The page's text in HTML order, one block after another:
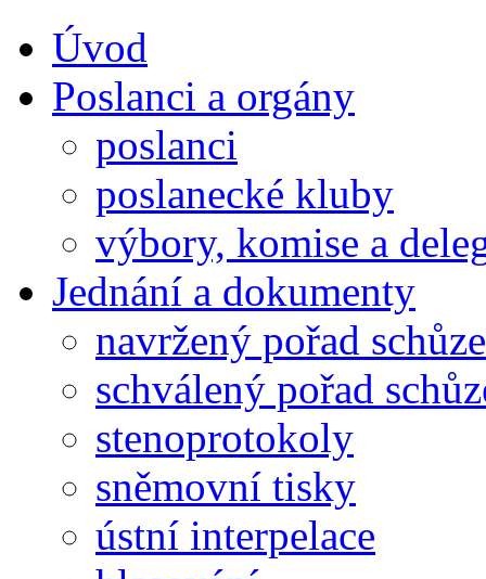
Úvod
Poslanci a orgány
poslanci
poslanecké kluby
výbory, komise a
Jednání a dokumenty
navržený pořad schůze
schválený pořad
stenoprotokoly
sněmovní tisky
ústní interpelace